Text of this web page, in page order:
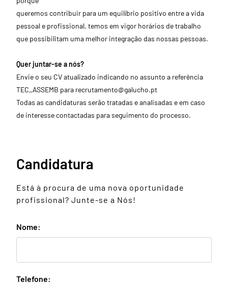
queremos contribuir para um equilíbrio positivo entre a vida
pessoal e profissional, temos em vigor horários de trabalho
que possibilitam uma melhor integração das nossas pessoas.
Quer juntar-se a nós?
Envie o seu CV atualizado indicando no assunto a referência
TEC_ASSEMB para recrutamento@galucho.pt
Todas as candidaturas serão tratadas e analisadas e em caso
de interesse contactadas para seguimento do processo.
Candidatura
Está à procura de uma nova oportunidade
profissional? Junte-se a Nós!
Nome:
Telefone: